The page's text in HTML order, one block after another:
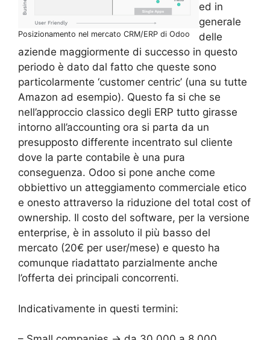
Posizionamento nel mercato CRM/ERP di Odoo
ed in
generale
delle
aziende maggiormente di successo in questo
periodo è dato dal fatto che queste sono
particolarmente ‘customer centric’ (una su tutte
Amazon ad esempio). Questo fa si che se
nell’approccio classico degli ERP tutto girasse
intorno all’accounting ora si parta da un
presupposto differente incentrato sul cliente
dove la parte contabile è una pura
conseguenza. Odoo si pone anche come
obbiettivo un atteggiamento commerciale etico
e onesto attraverso la riduzione del total cost of
ownership. Il costo del software, per la versione
enterprise, è in assoluto il più basso del
mercato (20€ per user/mese) e questo ha
comunque riadattato parzialmente anche
l’offerta dei principali concorrenti.
Indicativamente in questi termini: